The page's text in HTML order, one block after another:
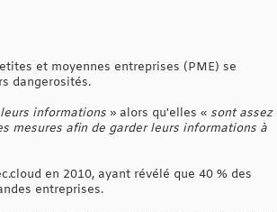
et moyennes entreprises (PME) se
dangerosités.
informations » alors qu'elles « sont assez
mesures afin de garder leurs informations à
en 2010, ayant révélé que 40 % des
entreprises.